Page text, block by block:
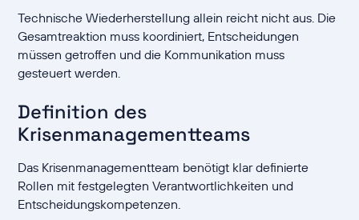
Technische Wiederherstellung allein reicht nicht aus. Die
Gesamtreaktion muss koordiniert, Entscheidungen
müssen getroffen und die Kommunikation muss
gesteuert werden.
Definition des
Krisenmanagementteams
Das Krisenmanagementteam benötigt klar definierte
Rollen mit festgelegten Verantwortlichkeiten und
Entscheidungskompetenzen.